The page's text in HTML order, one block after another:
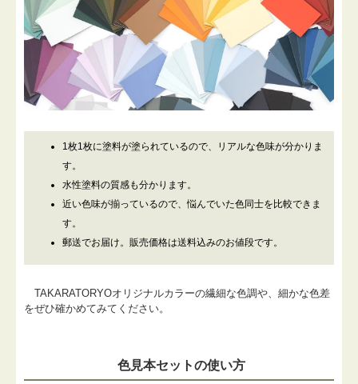
1枚1枚に塗料が塗られているので、リアルな色味が分かりま
す。
水性塗料の質感も分かります。
近い色味が揃っているので、悩んでいた色同士を比較できま
す。
郵送でお届け。販売価格は送料込みのお値段です。
TAKARATORYOオリジナルカラーの繊細な色調や、細かな色差
をぜひ確かめてみてください。
色見本セットの使い方